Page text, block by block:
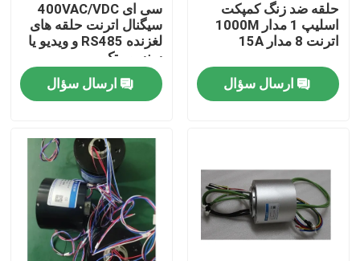
حلقه لغزش رسانا
حلقه لغزش با سرعت بالا
حلقه های لغزش سیگنال
حلقه ضد زنگ کمپکت
اسلیپ 1 مدار 1000M
اترنت 8 مدار 15A
ارسال سؤال
سی ای 400VAC/VDC
سیگنال اترنت حلقه های
لغزنده RS485 و ویدیو یا
سنسور تک
ارسال سؤال